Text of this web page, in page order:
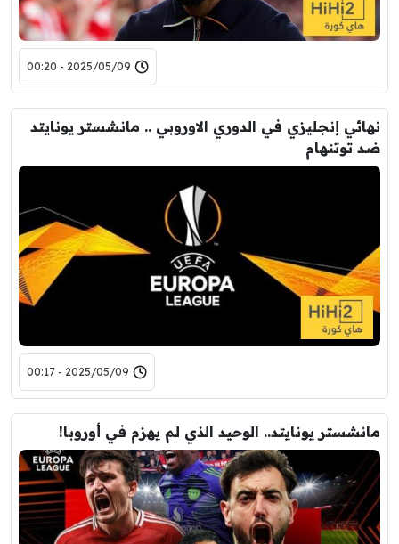
2025/05/09 - 00:20
نهائي إنجليزي في الدوري الاوروبي .. مانشستر يونايتد
ضد توتنهام
2025/05/09 - 00:17
مانشستر يونايتد.. الوحيد الذي لم يهزم في أوروبا!